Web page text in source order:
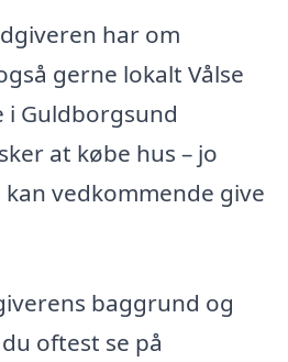
har om
gerne lokalt Vålse
i Guldborgsund
at købe hus – jo
vedkommende give
baggrund og
oftest se på